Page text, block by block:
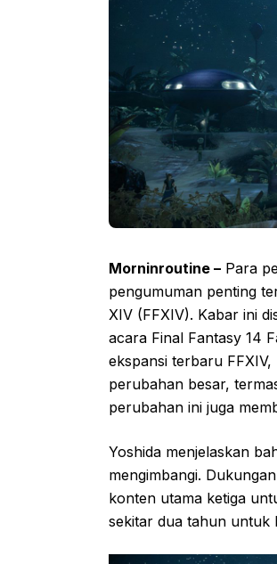
Morninroutine – Para
pengumuman penting
XIV (FFXIV). Kabar ini
acara Final Fantasy 14
ekspansi terbaru
perubahan besar,
perubahan ini juga
Yoshida menjelaskan
mengimbangi.
konten utama ketiga
sekitar dua tahun untuk